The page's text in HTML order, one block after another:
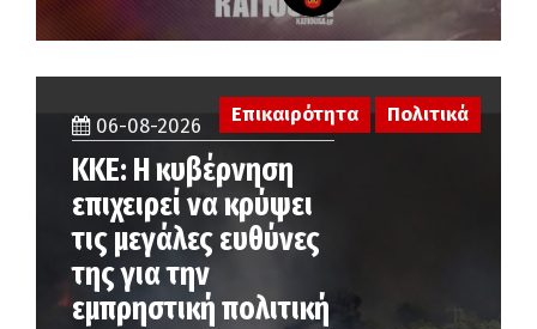
06-08-2026
ΚΚΕ: Η κυβέρνηση
επιχειρεί να κρύψει
τις μεγάλες ευθύνες
της για την
εμπρηστική πολιτική
Επικαιρότητα Πολιτικά